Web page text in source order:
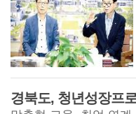
경북도, 청년성장프